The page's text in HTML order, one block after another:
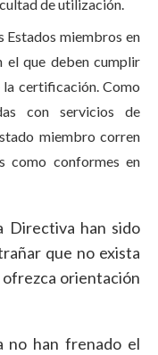
de utilización.
Estados miembros en
el que deben cumplir
certificación. Como
con servicios de
miembro corren
como conformes en
Directiva han sido
que no exista
orientación
no han frenado el